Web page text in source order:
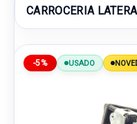
CARROCERIA
-5% USADO